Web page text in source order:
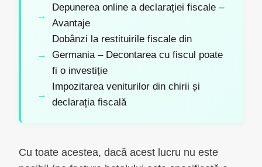
Depunerea online a declarației fiscale –
Avantaje
Dobânzi la restituirile fiscale din
Germania – Decontarea cu fiscul poate
fi o investiție
Impozitarea veniturilor din chirii și
declarația fiscală
Cu toate acestea, dacă acest lucru nu este